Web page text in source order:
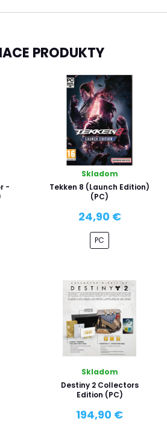
PRODUKTY
-
Skladom
Tekken 8 (Launch Edition)
(PC)
24,90 €
PC
Skladom
Destiny 2 Collectors
Edition (PC)
194,90 €